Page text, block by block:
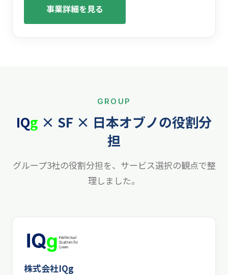
事業詳細を見る
GROUP
IQg × SF × 日本オブノの役割分
担
グループ3社の役割分担を、サービス選択の観点で整
理しました。
株式会社IQg